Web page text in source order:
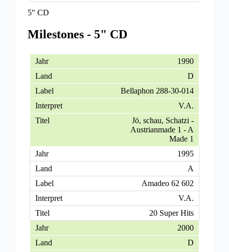
5" CD
Milestones - 5" CD
1990
D
Bellaphon 288-30-014
V.A.
Jö, schau, Schatzi -
Austrianmade 1 - A
Made 1
1995
A
Amadeo 62 602
V.A.
20 Super Hits
2000
D